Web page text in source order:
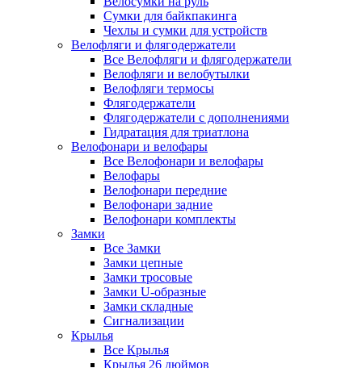
Сумки для байкпакинга
Чехлы и сумки для устройств
Велофляги и флягодержатели
Все Велофляги и флягодержатели
Велофляги и велобутылки
Велофляги термосы
Флягодержатели
Флягодержатели с дополнениями
Гидратация для триатлона
Велофонари и велофары
Все Велофонари и велофары
Велофары
Велофонари передние
Велофонари задние
Велофонари комплекты
Замки
Все Замки
Замки цепные
Замки тросовые
Замки U-образные
Замки складные
Сигнализации
Крылья
Все Крылья
Крылья 26 дюймов